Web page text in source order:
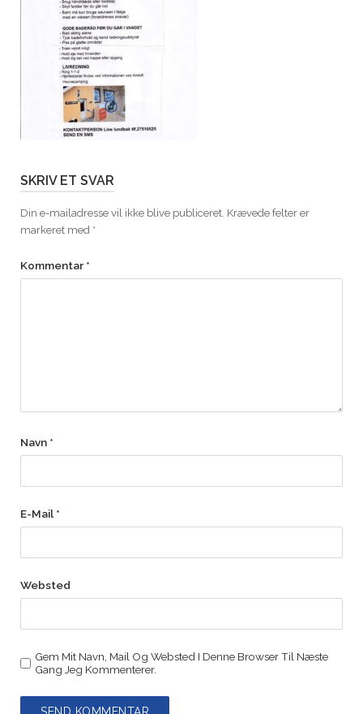
SKRIV ET SVAR
Din e-mailadresse vil ikke blive publiceret. Krævede felter er
markeret med *
Kommentar *
Navn *
E-Mail *
Websted
Gem Mit Navn, Mail Og Websted I Denne Browser Til Næste
Gang Jeg Kommenterer.